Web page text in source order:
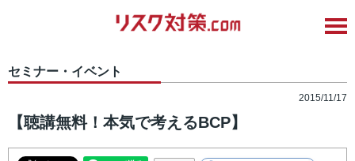
セミナー・イベント
2015/11/17
【聴講無料！本気で考えるBCP】